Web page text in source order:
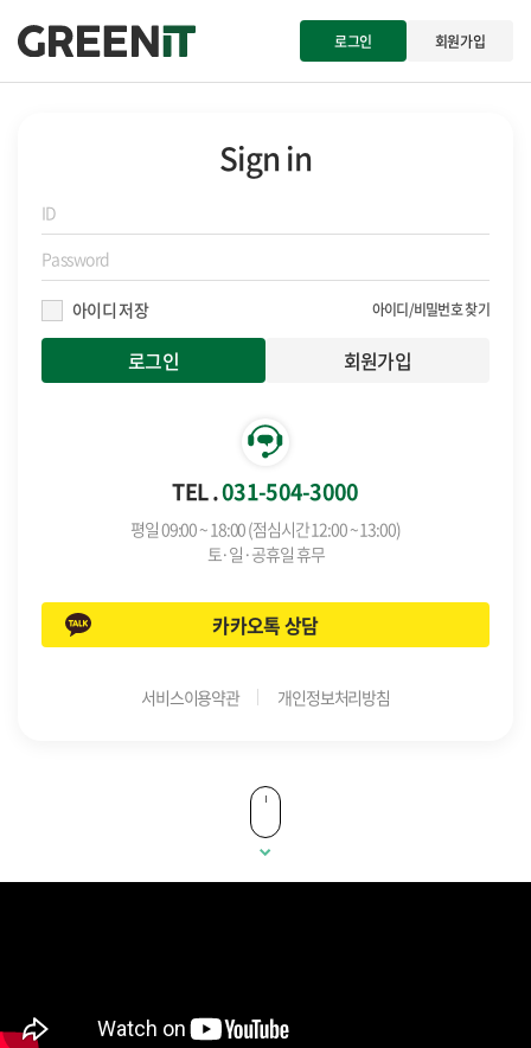
로그인 회원가입
Sign in
아이디 저장 아이디/비밀번호 찾기
회원가입
TEL .031-504-3000
평일 09:00 ~ 18:00 (점심시간 12:00 ~ 13:00)
토·일·공휴일 휴무
카카오톡 상담
서비스이용약관 개인정보처리방침